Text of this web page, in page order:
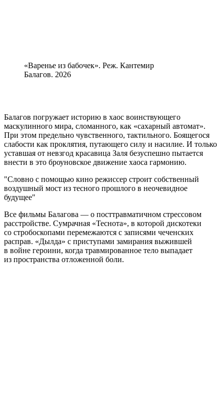
«Варенье из бабочек». Реж. Кантемир
Балагов. 2026
Балагов погружает историю в хаос воинствующего
маскулинного мира, сломанного, как «сахарный автомат».
При этом предельно чувственного, тактильного. Боящегося
слабости как проклятия, путающего силу и насилие. И только
уставшая от невзгод красавица Заля безуспешно пытается
внести в это броуновское движение хаоса гармонию.
Словно с помощью кино режиссер строит собственный
воздушный мост из тесного прошлого в неочевидное
будущее
Все фильмы Балагова — о посттравматичном стрессовом
расстройстве. Сумрачная «Теснота», в которой дискотеки
со стробоскопами перемежаются с записями чеченских
расправ. «Дылда» с приступами замирания выжившей
в войне героини, когда травмированное тело выпадает
из пространства отложенной боли.